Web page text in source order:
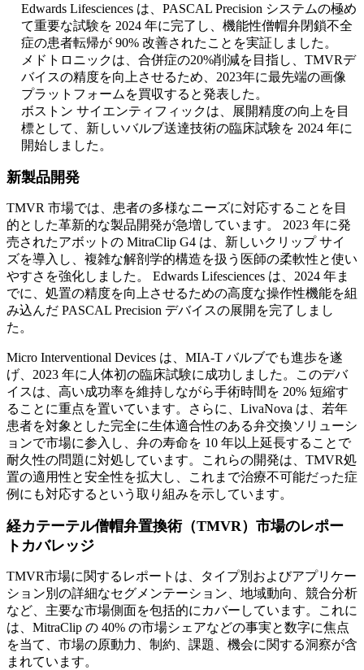
Edwards Lifesciences は、PASCAL Precision システムの極め
て重要な試験を 2024 年に完了し、機能性僧帽弁閉鎖不全
症の患者転帰が 90% 改善されたことを実証しました。
メドトロニックは、合併症の20%削減を目指し、TMVRデ
バイスの精度を向上させるため、2023年に最先端の画像
プラットフォームを買収すると発表した。
ボストン サイエンティフィックは、展開精度の向上を目
標として、新しいバルブ送達技術の臨床試験を 2024 年に
開始しました。
新製品開発
TMVR 市場では、患者の多様なニーズに対応することを目
的とした革新的な製品開発が急増しています。 2023 年に発
売されたアボットの MitraClip G4 は、新しいクリップ サイ
ズを導入し、複雑な解剖学的構造を扱う医師の柔軟性と使い
やすさを強化しました。 Edwards Lifesciences は、2024 年ま
でに、処置の精度を向上させるための高度な操作性機能を組
み込んだ PASCAL Precision デバイスの展開を完了しまし
た。
Micro Interventional Devices は、MIA-T バルブでも進歩を遂
げ、2023 年に人体初の臨床試験に成功しました。このデバ
イスは、高い成功率を維持しながら手術時間を 20% 短縮す
ることに重点を置いています。さらに、LivaNova は、若年
患者を対象とした完全に生体適合性のある弁交換ソリューシ
ョンで市場に参入し、弁の寿命を 10 年以上延長することで
耐久性の問題に対処しています。これらの開発は、TMVR処
置の適用性と安全性を拡大し、これまで治療不可能だった症
例にも対応するという取り組みを示しています。
経カテーテル僧帽弁置換術（TMVR）市場のレポー
トカバレッジ
TMVR市場に関するレポートは、タイプ別およびアプリケー
ション別の詳細なセグメンテーション、地域動向、競合分析
など、主要な市場側面を包括的にカバーしています。これに
は、MitraClip の 40% の市場シェアなどの事実と数字に焦点
を当て、市場の原動力、制約、課題、機会に関する洞察が含
まれています。